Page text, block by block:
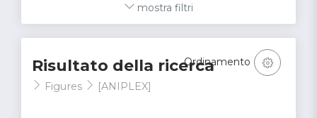
mostra filtri
Risultato della ricerca
Figures [ANIPLEX]
Ordinamento